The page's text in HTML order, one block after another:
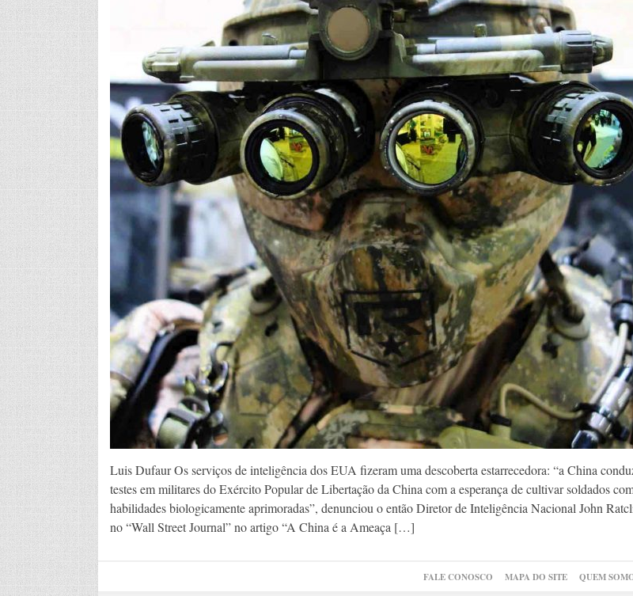
Luis Dufaur Os serviços de inteligência dos EUA fizeram uma descoberta estarrecedora: “a China
testes em militares do Exército Popular de Libertação da China com a esperança de cultivar soldados
habilidades biologicamente aprimoradas”, denunciou o então Diretor de Inteligência Nacional John
no “Wall Street Journal” no artigo “A China é a Ameaça […]
FALE CONOSCO MAPA DO SITE QUEM